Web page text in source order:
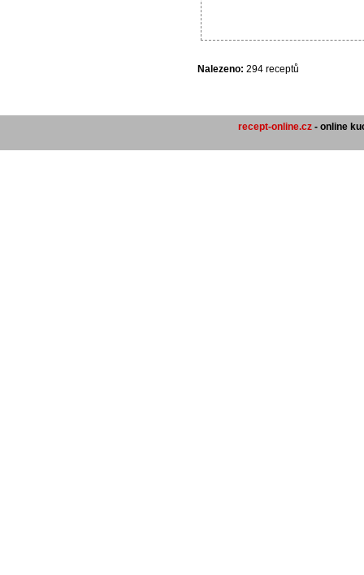
Nalezeno: 294 receptů
recept-online.cz - online